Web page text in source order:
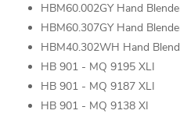
HBM60.002GY Hand
HBM60.307GY Hand
HBM40.302WH Hand
HB 901 - MQ 9195 XLI
HB 901 - MQ 9187 XLI
HB 901 - MQ 9138 XI